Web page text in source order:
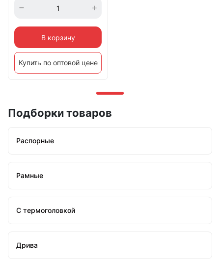
В корзину
Купить по оптовой цене
Подборки товаров
Распорные
Рамные
С термоголовкой
Дрива